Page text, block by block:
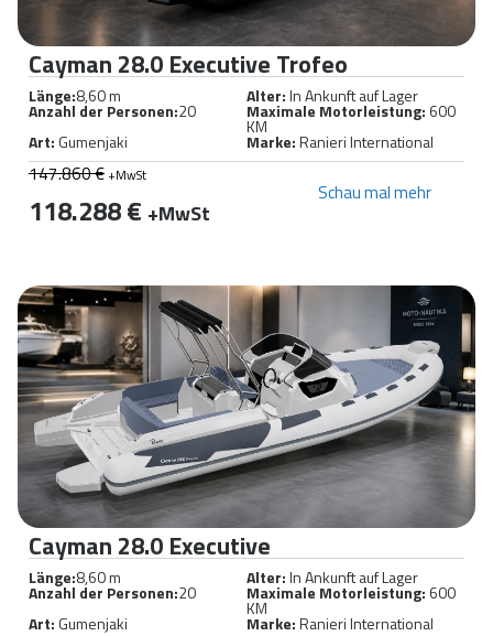
Cayman 28.0 Executive Trofeo
Länge:8,60 m Alter:In Ankunft auf Lager
Anzahl der Personen:20 Maximale Motorleistung: 600
KM
Art: Gumenjaki Marke:Ranieri International
147.860 € +MwSt
118.288 € +MwSt
Schau mal mehr
Cayman 28.0 Executive
Länge:8,60 m Alter:In Ankunft auf Lager
Anzahl der Personen:20 Maximale Motorleistung: 600
KM
Art: Gumenjaki Marke:Ranieri International